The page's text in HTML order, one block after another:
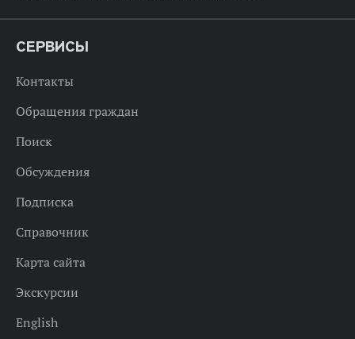
СЕРВИСЫ
Контакты
Обращения граждан
Поиск
Обсуждения
Подписка
Справочник
Карта сайта
Экскурсии
English